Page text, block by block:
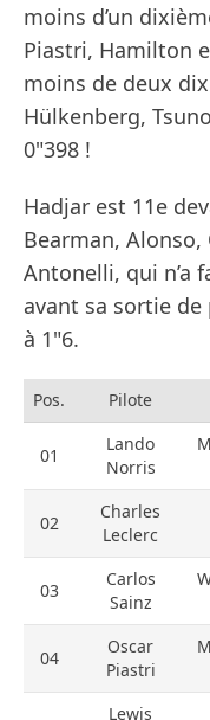
moins d’un
Piastri, Hamilton
moins de deux
Hülkenberg,
0"398 !
Hadjar est 11e
Bearman, Alonso,
Antonelli, qui n’a
avant sa sortie
à 1"6.
Pos. Pilote
01
Lando
Norris
02
Charles
Leclerc
03
Carlos
Sainz
04
Oscar
Piastri
Lewis